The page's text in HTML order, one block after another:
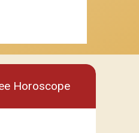
Horoscope